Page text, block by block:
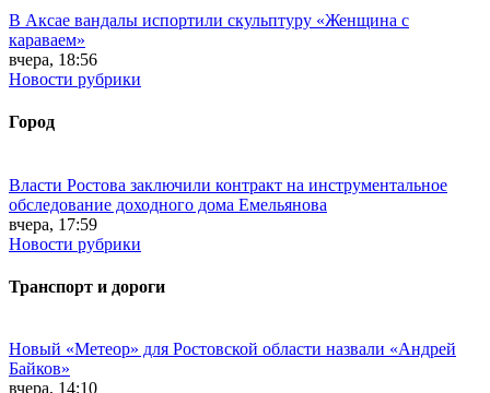
В Аксае вандалы испортили скульптуру «Женщина с
караваем»
вчера, 18:56
Новости рубрики
Город
Власти Ростова заключили контракт на инструментальное
обследование доходного дома Емельянова
вчера, 17:59
Новости рубрики
Транспорт и дороги
Новый «Метеор» для Ростовской области назвали «Андрей
Байков»
вчера, 14:10